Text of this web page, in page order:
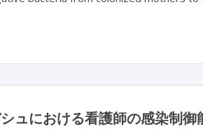
ュにおける看護師の感染制